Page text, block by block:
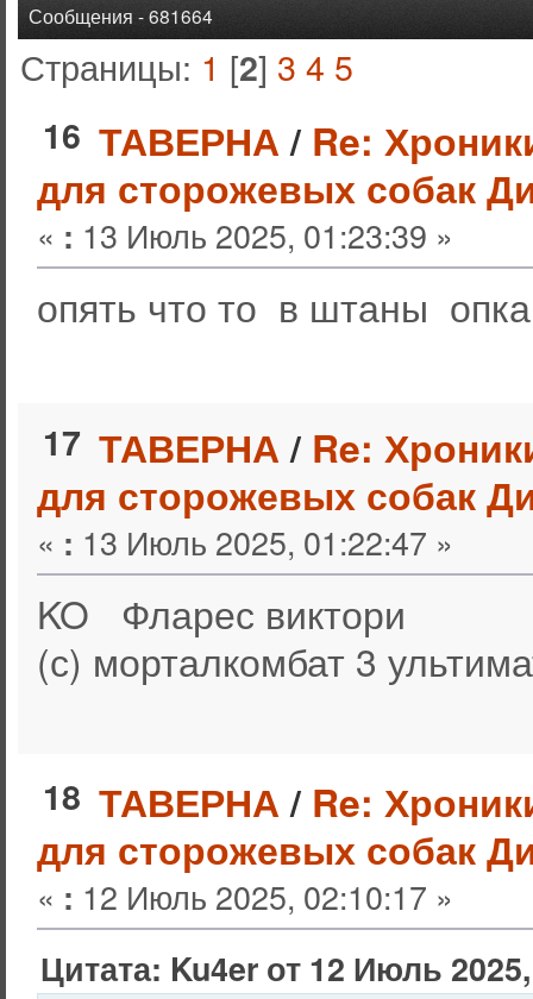
Сообщения - 681664
Страницы: 1 [2] 3 4 5
16 ТАВЕРНА/ Re:
для сторожевых собак
« : 13 Июль 2025, 01:23:39 »
опять что то в штаны
17 ТАВЕРНА/ Re:
для сторожевых собак
« : 13 Июль 2025, 01:22:47 »
KO Фларес виктори
(с) морталкомбат 3
18 ТАВЕРНА/ Re:
для сторожевых собак
« : 12 Июль 2025, 02:10:17 »
Цитата: Ku4er от 12 Июль